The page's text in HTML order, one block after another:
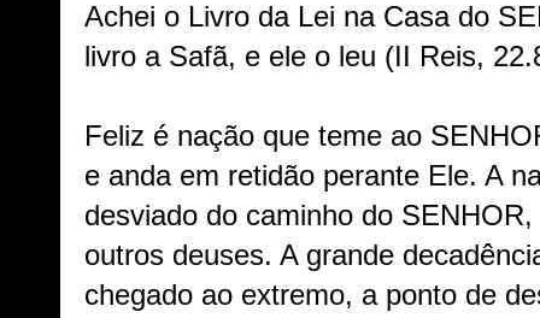
Achei o Livro da Lei na Casa do
livro a Safã, e ele o leu (II Reis,
Feliz é nação que teme ao
e anda em retidão perante Ele. A
desviado do caminho do
outros deuses. A grande
chegado ao extremo, a ponto de